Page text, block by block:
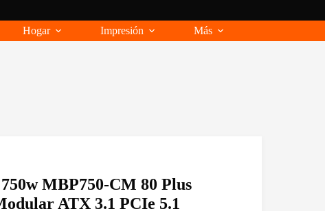
Hogar Impresión Más
MBP750-CM 80 Plus
ATX 3.1 PCIe 5.1